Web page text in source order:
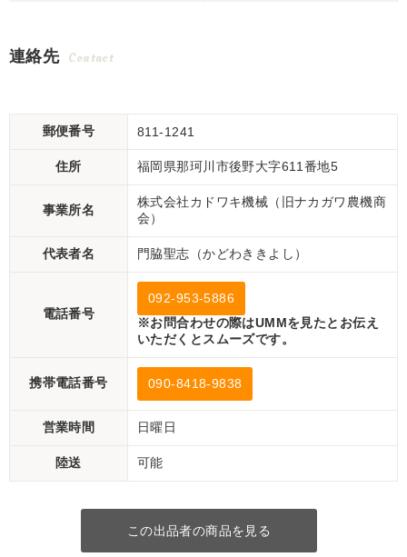
連絡先 Contact
郵便番号 811-1241
住所 福岡県那珂川市後野大字611番地5
事業所名
株式会社カドワキ機械（旧ナカガワ農機商
会）
代表者名 門脇聖志（かどわききよし）
電話番号
092-953-5886
※お問合わせの際はUMMを見たとお伝え
いただくとスムーズです。
携帯電話番号 090-8418-9838
営業時間 日曜日
陸送 可能
この出品者の商品を見る